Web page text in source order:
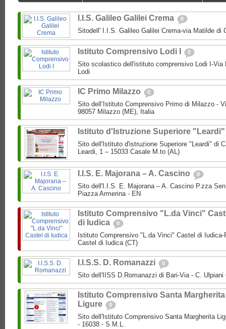
I.I.S. Galileo Galilei Crema 0
Sitodell' I.I.S. Galileo Galilei Crema-via Matilde di
Istituto Comprensivo Lodi I 0
Sito scolastico dell'istituto comprensivo Lodi I-Via
Lodi
IC Primo Milazzo 0
Sito dell’Istituto Comprensivo Primo di Milazzo -
98057 Milazzo (ME), Italia
Istituto d'Istruzione Superiore
Sito dell'Istituto d'istruzione Superiore "Leardi" di
Leardi, 1 – 15033 Casale M.to (AL)
I.I.S. E. Majorana – A. Cascino 0
Sito dell'I.I.S. E. Majorana – A. Cascino P.zza
Piazza Armerina - EN
Istituto Comprensivo "L.da Vinci"
di Iudica
0
Istituto Comprensivo "L.da Vinci" Castel di
Castel di Iudica (CT)
I.I.S.S. D. Romanazzi 0
Sito dell'IISS D.Romanazzi di Bari-Via - C. Ulpiani
Istituto Comprensivo Santa Margherita
Ligure
0
Sito dell'Istituto Comprensivo Santa Margherita
- 16038 - S.M.L.